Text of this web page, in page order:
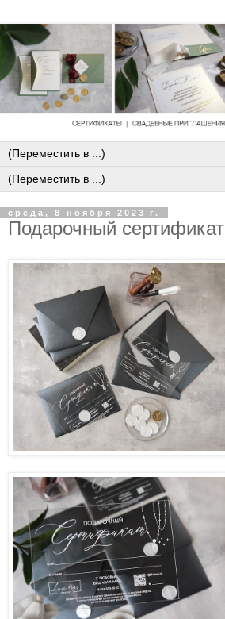
среда, 8 ноября 2023 г.
Подарочный сертификат